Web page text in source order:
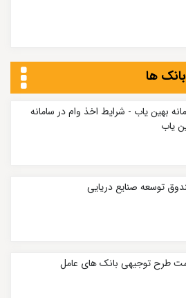
ها
بهین یاب - شرایط اخذ وام در سامانه
یاب
توسعه صنایع دریایی
طرح توجیهی بانک های عامل